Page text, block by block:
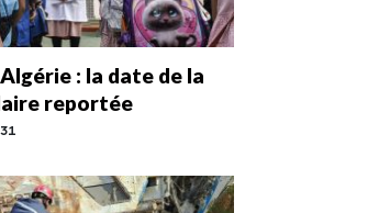
: la date de la
reportée